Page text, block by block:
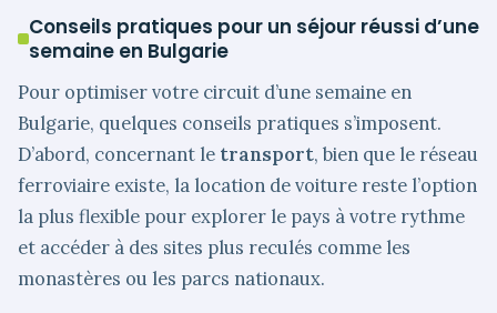
Conseils pratiques pour un séjour réussi d’une
semaine en Bulgarie
Pour optimiser votre circuit d’une semaine en
Bulgarie, quelques conseils pratiques s’imposent.
D’abord, concernant le transport, bien que le réseau
ferroviaire existe, la location de voiture reste l’option
la plus flexible pour explorer le pays à votre rythme
et accéder à des sites plus reculés comme les
monastères ou les parcs nationaux.